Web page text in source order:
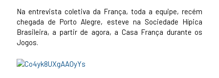
Na entrevista coletiva da França, toda a equipe, recém
chegada de Porto Alegre, esteve na Sociedade Hípica
Brasileira, a partir de agora, a Casa França durante os
Jogos.